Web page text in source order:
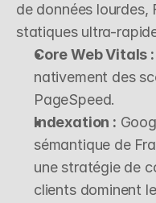
de données lourdes,
statiques ultra-
Core Web Vitals :
nativement des
PageSpeed.
Indexation :
sémantique de
une stratégie de
clients dominent